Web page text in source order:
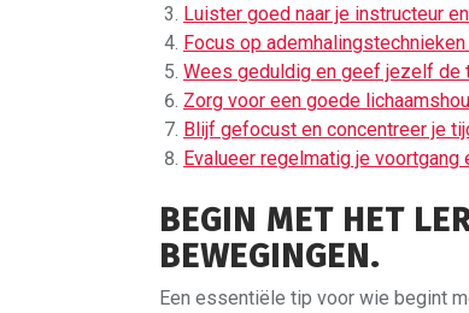
Luister goed naar je instructeur
Focus op
Wees geduldig en geef jezelf de
Zorg voor een goede
Blijf gefocust en concentreer je
Evalueer regelmatig je
BEGIN MET HET
BEWEGINGEN.
Een essentiële tip voor wie begint